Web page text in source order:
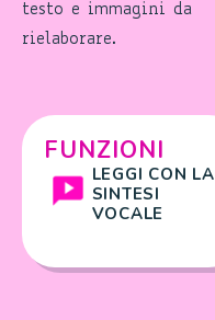
testo e immagini da
rielaborare.
FUNZIONI
LEGGI CON LA
SINTESI
VOCALE